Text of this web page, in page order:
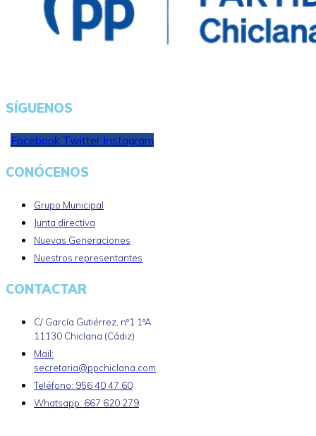
SÍGUENOS
Facebook Twitter Instagram
CONÓCENOS
Grupo Municipal
Junta directiva
Nuevas Generaciones
Nuestros representantes
CONTACTAR
C/ García Gutiérrez, nº1 1ºA
11130 Chiclana (Cádiz)
Mail:
secretaria@ppchiclana.com
Teléfono: 956 40 47 60
Whatsapp: 667 620 279